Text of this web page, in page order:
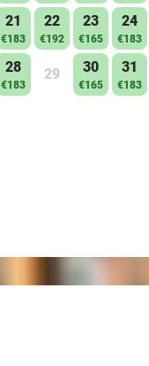
21
€183
22
€192
23
€165
24
€183
28
€183
29 30
€165
31
€183